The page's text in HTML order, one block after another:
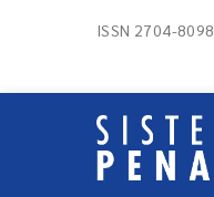
ISSN 2704-8098